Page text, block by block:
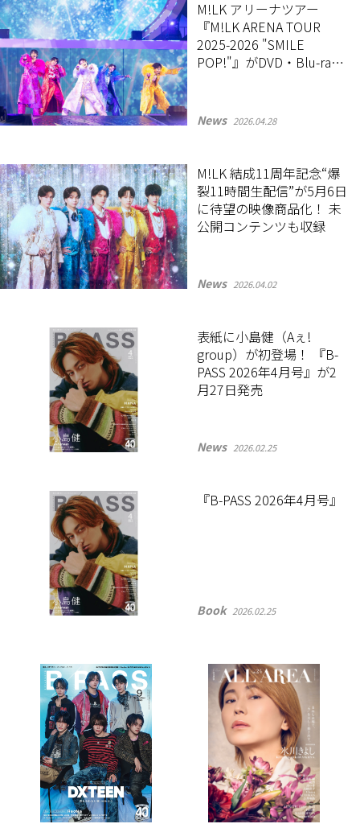
M!LK アリーナツアー
『M!LK ARENA TOUR
2025-2026 "SMILE
POP!"』がDVD・Blu-ray
News 2026.04.28
M!LK 結成11周年記念“爆
裂11時間生配信”が5月6日
に待望の映像商品化！ 未
公開コンテンツも収録
News 2026.04.02
表紙に小島健（Aぇ!
group）が初登場！ 『B-
PASS 2026年4月号』が2
月27日発売
News 2026.02.25
『B-PASS 2026年4月号』
Book 2026.02.25